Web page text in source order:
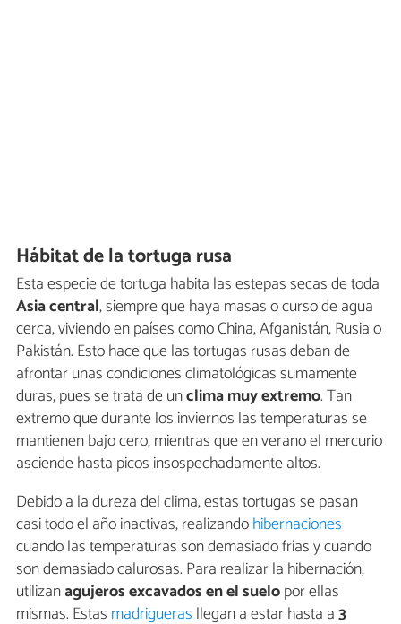
Hábitat de la tortuga rusa
Esta especie de tortuga habita las estepas secas de toda
Asia central, siempre que haya masas o curso de agua
cerca, viviendo en países como China, Afganistán, Rusia o
Pakistán. Esto hace que las tortugas rusas deban de
afrontar unas condiciones climatológicas sumamente
duras, pues se trata de unclima muy extremo. Tan
extremo que durante los inviernos las temperaturas se
mantienen bajo cero, mientras que en verano el mercurio
asciende hasta picos insospechadamente altos.
Debido a la dureza del clima, estas tortugas se pasan
casi todo el año inactivas, realizandohibernaciones
cuando las temperaturas son demasiado frías y cuando
son demasiado calurosas. Para realizar la hibernación,
utilizanagujeros excavados en el suelopor ellas
mismas. Estas madrigueras llegan a estar hasta a3